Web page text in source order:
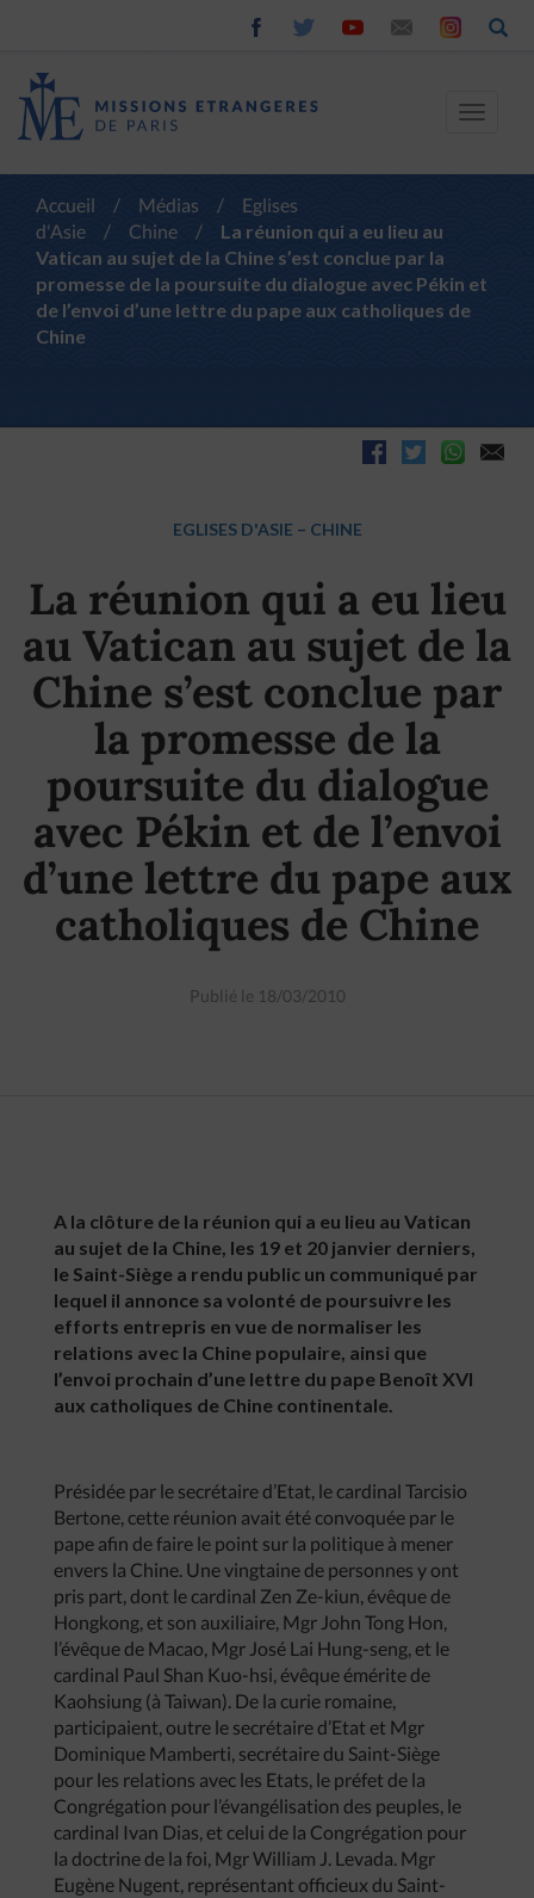
Toggle
Accueil / Médias /
Eglises
d'Asie
/ Chine /
La réunion qui a eu lieu au
Vatican au sujet de la Chine s’est conclue par la
promesse de la poursuite du dialogue avec Pékin et
de l’envoi d’une lettre du pape aux catholiques de
Chine
EGLISES D'ASIE – CHINE
La réunion qui a eu lieu
au Vatican au sujet de la
Chine s’est conclue par
la promesse de la
poursuite du dialogue
avec Pékin et de l’envoi
d’une lettre du pape aux
catholiques de Chine
Publié le 18/03/2010
A la clôture de la réunion qui a eu lieu au Vatican
au sujet de la Chine, les 19 et 20 janvier derniers,
le Saint-Siège a rendu public un communiqué par
lequel il annonce sa volonté de poursuivre les
efforts entrepris en vue de normaliser les
relations avec la Chine populaire, ainsi que
l’envoi prochain d’une lettre du pape Benoît XVI
aux catholiques de Chine continentale.
Présidée par le secrétaire d’Etat, le cardinal Tarcisio
Bertone, cette réunion avait été convoquée par le
pape afin de faire le point sur la politique à mener
envers la Chine. Une vingtaine de personnes y ont
pris part, dont le cardinal Zen Ze-kiun, évêque de
Hongkong, et son auxiliaire, Mgr John Tong Hon,
l’évêque de Macao, Mgr José Lai Hung-seng, et le
cardinal Paul Shan Kuo-hsi, évêque émérite de
Kaohsiung (à Taiwan). De la curie romaine,
participaient, outre le secrétaire d’Etat et Mgr
Dominique Mamberti, secrétaire du Saint-Siège
pour les relations avec les Etats, le préfet de la
Congrégation pour l’évangélisation des peuples, le
cardinal Ivan Dias, et celui de la Congrégation pour
la doctrine de la foi, Mgr William J. Levada. Mgr
Eugène Nugent, représentant officieux du Saint-